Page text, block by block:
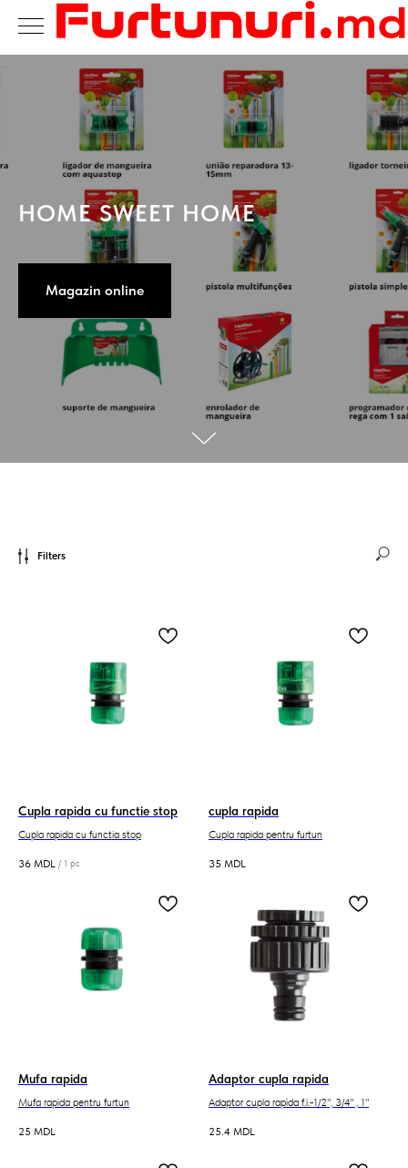
HOME SWEET HOME
Magazin online
Filters
Cupla rapida cu functie stop
Cupla rapida cu functia stop
36 MDL / 1 pc
cupla rapida
Cupla rapida pentru furtun
35 MDL
Mufa rapida
Mufa rapida pentru furtun
25 MDL
Adaptor cupla rapida
Adaptor cupla rapida f.i.-1/2", 3/4" , 1"
25.4 MDL